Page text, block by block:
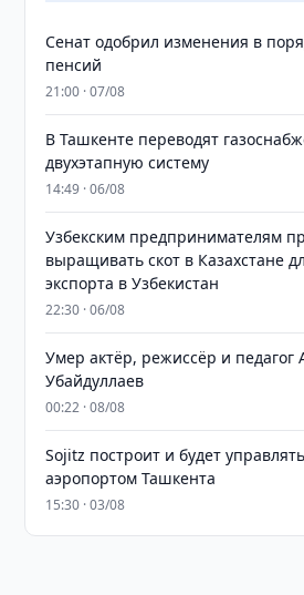
Сенат одобрил изменения в
пенсий
21:00 · 07/08
В Ташкенте переводят
двухэтапную систему
14:49 · 06/08
Узбекским предпринимателям
выращивать скот в Казахстане
экспорта в Узбекистан
22:30 · 06/08
Умер актёр, режиссёр и педагог
Убайдуллаев
00:22 · 08/08
Sojitz построит и будет
аэропортом Ташкента
15:30 · 03/08